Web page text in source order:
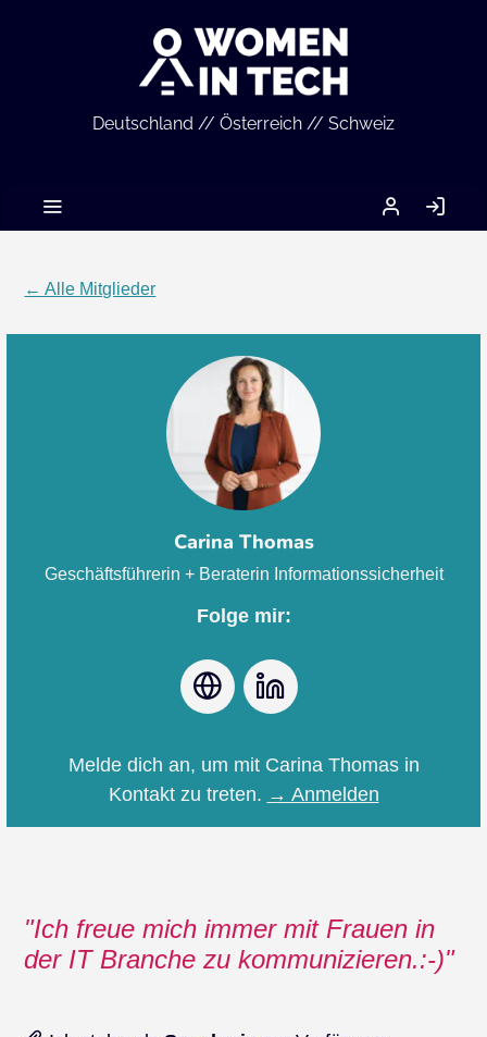
Deutschland // Österreich // Schweiz
MEIN
ACCOUNT
← Alle Mitglieder
Carina Thomas
Geschäftsführerin + Beraterin Informationssicherheit
Folge mir:
Webseite
Melde dich an, um mit Carina Thomas in
Kontakt zu treten. → Anmelden
Ich freue mich immer mit Frauen in
der IT Branche zu kommunizieren.:-)